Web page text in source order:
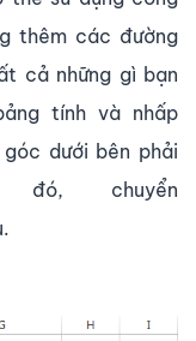
thêm các đường
cả những gì bạn
tính và nhấp
dưới bên phải
chuyển